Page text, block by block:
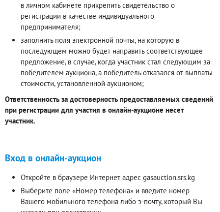
в личном кабинете прикрепить свидетельство о
регистрации в качестве индивидуального
предпринимателя;
заполнить поля электронной почты, на которую в
последующем можно будет направить соответствующее
предложение, в случае, когда участник стал следующим за
победителем аукциона, а победитель отказался от выплаты
стоимости, установленной аукционом;
Ответственность за достоверность предоставляемых сведений
при регистрации для участия в онлайн-аукционе несет
участник.
Вход в онлайн-аукцион
Откройте в браузере Интернет адрес gasauction.srs.kg
Выберите поле «Номер телефона» и введите номер
Вашего мобильного телефона либо э-почту, который Вы